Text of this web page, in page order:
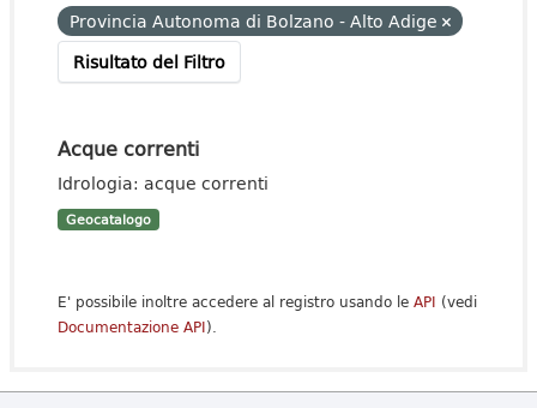
Provincia Autonoma di Bolzano - Alto Adige
Risultato del Filtro
Acque correnti
Idrologia: acque correnti
Geocatalogo
E' possibile inoltre accedere al registro usando le API (vedi
Documentazione API).